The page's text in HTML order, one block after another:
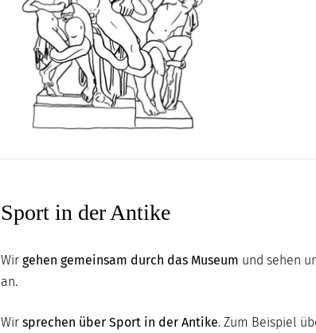
Sport in der Antike
Wir gehen gemeinsam durch das Museum und sehen
an.
Wir sprechen über Sport in der Antike. Zum Beispiel